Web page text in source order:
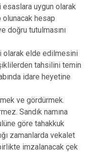
esaslara uygun olarak
olunacak hesap
doğru tutulmasını
olarak elde edilmesini
tahsilini temin
idare heyetine
ve gördürmek.
Sandık namına
göre tahakkuk
zamanlarda vekalet
imzalanacak çek